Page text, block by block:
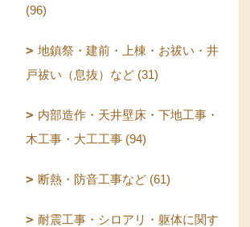
(96)
地鎮祭・建前・上棟・お祓い・井
戸祓い（息抜）など (31)
内部造作・天井壁床・下地工事・
木工事・大工工事 (94)
断熱・防音工事など (61)
耐震工事・シロアリ・躯体に関す